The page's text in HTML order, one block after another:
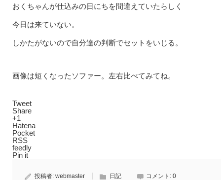
おくちゃんが仕込みの日にちを間違えていたらしく
今日は来ていない。
しかたがないので自分達の判断でセットをいじる。
画像は短くなったソファー。左右比べてみてね。
Tweet
Share
+1
Hatena
Pocket
RSS
feedly
Pin it
投稿者: webmaster 日記 コメント: 0